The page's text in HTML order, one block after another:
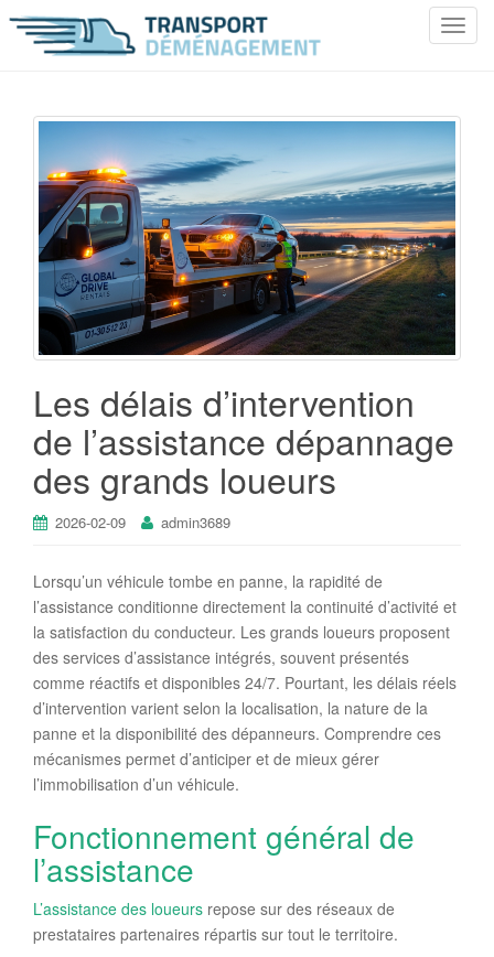
T
l
n
a
v
i
g
a
t
i
Les délais d’intervention
de l’assistance dépannage
des grands loueurs
2026-02-09 admin3689
Lorsqu’un véhicule tombe en panne, la rapidité de
l’assistance conditionne directement la continuité d’activité et
la satisfaction du conducteur. Les grands loueurs proposent
des services d’assistance intégrés, souvent présentés
comme réactifs et disponibles 24/7. Pourtant, les délais réels
d’intervention varient selon la localisation, la nature de la
panne et la disponibilité des dépanneurs. Comprendre ces
mécanismes permet d’anticiper et de mieux gérer
l’immobilisation d’un véhicule.
Fonctionnement général de
l’assistance
L’assistance des loueurs repose sur des réseaux de
prestataires partenaires répartis sur tout le territoire.